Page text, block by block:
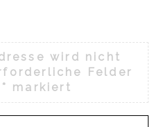
wird nicht
Felder
* markiert